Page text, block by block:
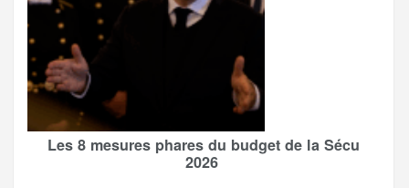
Les 8 mesures phares du budget de la Sécu
2026